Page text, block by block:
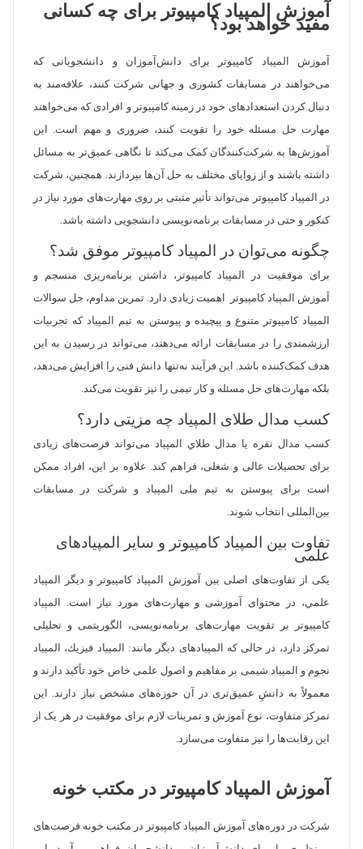
آموزش المپیاد کامپیوتر برای چه کسانی
مفید خواهد بود؟
آموزش المپیاد کامپیوتر برای دانش‌آموزان و دانشجویانی که
می‌خواهند در مسابقات کشوری و جهانی شرکت کنند، علاقه‌مند به
دنبال کردن استعدادهای خود در زمینه کامپیوتر و افرادی که می‌خواهند
مهارت حل مسئله خود را تقویت کنند، ضروری و مهم است. این
آموزش‌ها به شرکت‌کنندگان کمک می‌کند تا نگاهی عمیق‌تر به مسائل
داشته باشند و از زوایای مختلف به حل آن‌ها بپردازند. همچنین، شرکت
در المپیاد کامپیوتر می‌تواند تأثیر مثبتی بر روی مهارت‌های مورد نیاز در
کنکور و حتی در مسابقات برنامه‌نویسی دانشجویی داشته باشد.
چگونه می‌توان در المپیاد کامپیوتر موفق شد؟
برای موفقیت در المپیاد کامپیوتر، داشتن برنامه‌ریزی منسجم و
آموزش المپیاد کامپیوتر اهمیت زیادی دارد. تمرین مداوم، حل سوالات
المپیاد کامپیوتر متنوع و پیچیده و پیوستن به تیم المپیاد که تجربیات
ارزشمندی را در مسابقات ارائه می‌دهند، می‌تواند در رسیدن به این
هدف کمک‌کننده باشد. این فرآیند نه‌تنها دانش فنی را افزایش می‌دهد،
بلکه مهارت‌های حل مسئله و کار تیمی را نیز تقویت می‌کند.
کسب مدال طلای المپیاد چه مزیتی دارد؟
کسب مدال نقره یا مدال طلاي المپیاد می‌تواند فرصت‌های زیادی
برای تحصیلات عالی و شغلی، فراهم کند. علاوه بر این، افراد ممکن
است برای پیوستن به تیم ملی المپیاد و شرکت در مسابقات
بین‌المللی انتخاب شوند.
تفاوت بین المپیاد کامپیوتر و سایر المپیادهای
علمی
یکی از تفاوت‌های اصلی بین آموزش المپیاد کامپیوتر و دیگر المپیاد
علمي، در محتوای آموزشی و مهارت‌های مورد نیاز است. المپیاد
کامپیوتر بر تقویت مهارت‌های برنامه‌نویسی، الگوریتمی و تحلیلی
تمرکز دارد، در حالی که المپیادهای دیگر مانند: المپیاد فیزیك، المپیاد
نجوم و المپیاد شیمی بر مفاهیم و اصول علمی خاص خود تأکید دارند و
معمولاً به دانشِ عمیق‌تری در آن حوزه‌های مشخص نیاز دارند. این
تمرکز متفاوت، نوع آموزش و تمرینات لازم برای موفقیت در هر یک از
این رقابت‌ها را نیز متفاوت می‌سازد.
آموزش المپیاد کامپیوتر در مکتب خونه
شرکت در دوره‌های آموزش المپیاد کامپیوتر در مکتب خونه فرصت‌های